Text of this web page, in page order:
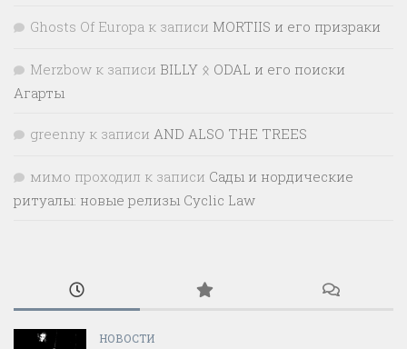
Ghosts Of Europa к записи MORTIIS и его призраки
Merzbow к записи BILLY ᛟ ODAL и его поиски
Агарты
greenny к записи AND ALSO THE TREES
мимо проходил к записи Сады и нордические
ритуалы: новые релизы Cyclic Law
НОВОСТИ